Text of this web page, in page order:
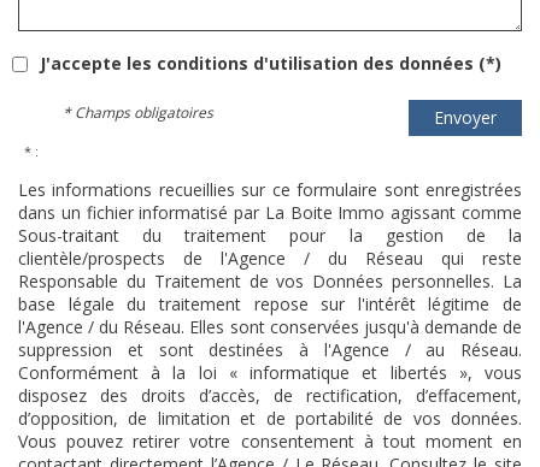
J'accepte les conditions d'utilisation des données (*)
Envoyer
* Champs obligatoires
* :
Les informations recueillies sur ce formulaire sont enregistrées
dans un fichier informatisé par La Boite Immo agissant comme
Sous-traitant du traitement pour la gestion de la
clientèle/prospects de l'Agence / du Réseau qui reste
Responsable du Traitement de vos Données personnelles. La
base légale du traitement repose sur l'intérêt légitime de
l'Agence / du Réseau. Elles sont conservées jusqu'à demande de
suppression et sont destinées à l'Agence / au Réseau.
Conformément à la loi « informatique et libertés », vous
disposez des droits d’accès, de rectification, d’effacement,
d’opposition, de limitation et de portabilité de vos données.
Vous pouvez retirer votre consentement à tout moment en